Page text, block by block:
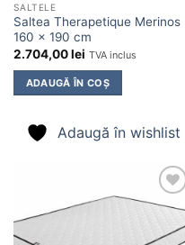
SALTELE
Saltea Therapetique Merinos
160 x 190 cm
2.704,00lei TVA inclus
ADAUGĂ ÎN COȘ
Adaugă în wishlist
Adaugă
wishlist